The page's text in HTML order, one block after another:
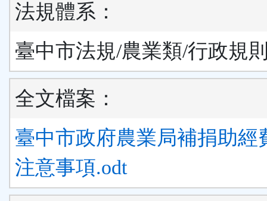
法規體系：
臺中市法規/農業類/行政規
全文檔案：
臺中市政府農業局補捐助經
注意事項.odt